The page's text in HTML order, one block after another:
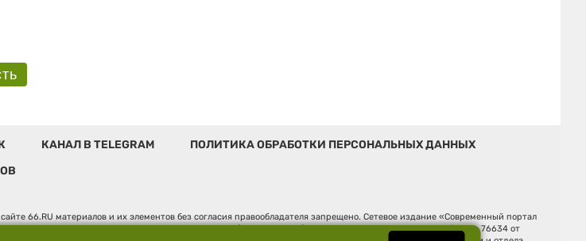
КАНАЛ В TELEGRAM
ПОЛИТИКА ОБРАБОТКИ ПЕРСОНАЛЬНЫХ ДАННЫХ
66.RU материалов и их элементов без согласия правообладателя запрещено. Сетевое издание «Современный портал
технологий и массовых коммуникаций (Роскомнадзор). Регистрационный номер ЭЛ № ФС 77 - 76634 от